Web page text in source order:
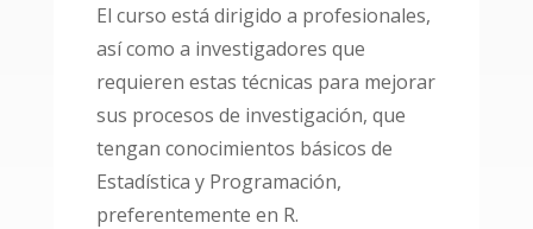
El curso está dirigido a profesionales,
así como a investigadores que
requieren estas técnicas para mejorar
sus procesos de investigación, que
tengan conocimientos básicos de
Estadística y Programación,
preferentemente en R.